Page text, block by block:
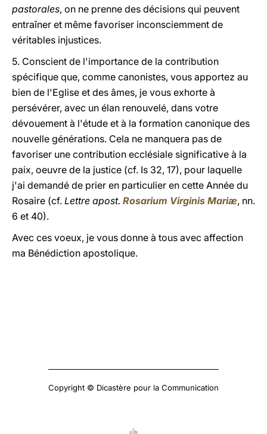
pastorales, on ne prenne des décisions qui peuvent
entraîner et même favoriser inconsciemment de
véritables injustices.
5. Conscient de l'importance de la contribution
spécifique que, comme canonistes, vous apportez au
bien de l'Eglise et des âmes, je vous exhorte à
persévérer, avec un élan renouvelé, dans votre
dévouement à l'étude et à la formation canonique des
nouvelle générations. Cela ne manquera pas de
favoriser une contribution ecclésiale significative à la
paix, oeuvre de la justice (cf. Is 32, 17), pour laquelle
j'ai demandé de prier en particulier en cette Année du
Rosaire (cf. Lettre apost. Rosarium Virginis Mariæ, nn.
6 et 40).
Avec ces voeux, je vous donne à tous avec affection
ma Bénédiction apostolique.
Copyright © Dicastère pour la Communication